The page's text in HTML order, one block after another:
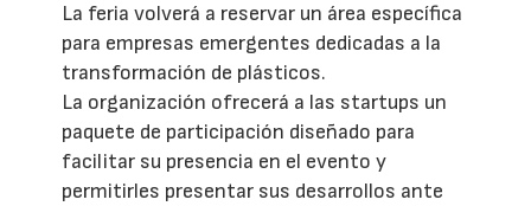
La feria volverá a reservar un área específica
para empresas emergentes dedicadas a la
transformación de plásticos.
La organización ofrecerá a las startups un
paquete de participación diseñado para
facilitar su presencia en el evento y
permitirles presentar sus desarrollos ante